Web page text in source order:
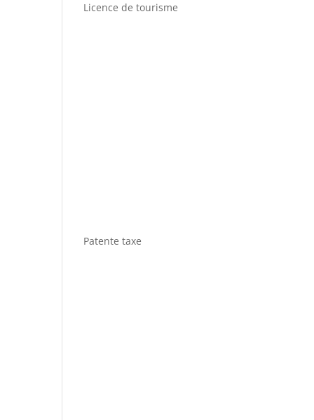
Licence de tourisme
Patente taxe